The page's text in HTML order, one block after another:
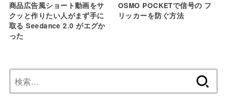
商品広告風ショート動画をサ
クッと作りたい人がまず手に
取る Seedance 2.0 がエグか
った
OSMO POCKETで信号の フ
リッカーを防ぐ方法
索: